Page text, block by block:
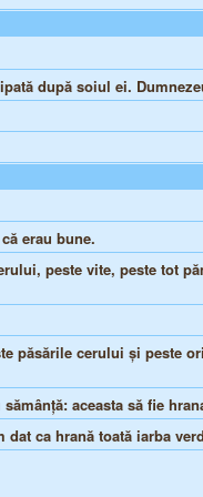
după soiul ei.
erau bune.
peste vite, peste tot
păsările cerului şi peste
aceasta să fie
ca hrană toată iarba